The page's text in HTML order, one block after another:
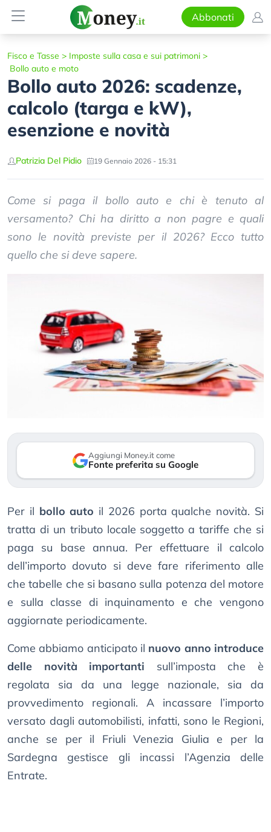
Abbonati
Fisco e Tasse > Imposte sulla casa e sui patrimoni >
Bollo auto e moto
Bollo auto 2026: scadenze,
calcolo (targa e kW),
esenzione e novità
Patrizia Del Pidio 19 Gennaio 2026 - 15:31
Come si paga il bollo auto e chi è tenuto al
versamento? Chi ha diritto a non pagre e quali
sono le novità previste per il 2026? Ecco tutto
quello che si deve sapere.
Aggiungi Money.it come
Fonte preferita su Google
Per il bollo auto il 2026 porta qualche novità. Si
tratta di un tributo locale soggetto a tariffe che si
paga su base annua. Per effettuare il calcolo
dell’importo dovuto si deve fare riferimento alle
che tabelle che si basano sulla potenza del motore
e sulla classe di inquinamento e che vengono
aggiornate periodicamente.
Come abbiamo anticipato il nuovo anno introduce
delle novità importanti sull’imposta che è
regolata sia da una legge nazionale, sia da
provvedimento regionali. A incassare l’importo
versato dagli automobilisti, infatti, sono le Regioni,
anche se per il Friuli Venezia Giulia e per la
Sardegna gestisce gli incassi l’Agenzia delle
Entrate.